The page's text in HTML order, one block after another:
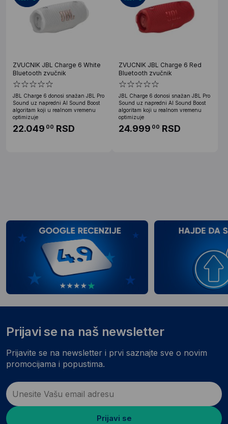
ZVUCNIK JBL Charge 6 White
Bluetooth zvučnik
JBL Charge 6 donosi snažan JBL Pro
Sound uz napredni AI Sound Boost
algoritam koji u realnom vremenu
optimizuje
22.049 00 RSD
ZVUCNIK JBL Charge 6 Red
Bluetooth zvučnik
JBL Charge 6 donosi snažan JBL Pro
Sound uz napredni AI Sound Boost
algoritam koji u realnom vremenu
optimizuje
24.999 00 RSD
Prijavi se na naš newsletter
Prijavite se na newsletter i prvi saznajte sve o novim
promocijama i popustima.
Prijavi se